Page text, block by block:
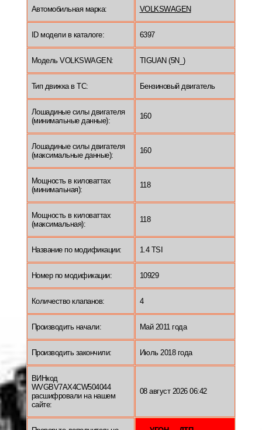
Автомобильная марка: VOLKSWAGEN
ID модели в каталоге: 6397
Модель VOLKSWAGEN: TIGUAN (5N_)
Тип движка в ТС: Бензиновый двигатель
Лошадиные силы двигателя
(минимальные данные):
160
Лошадиные силы двигателя
(максимальные данные):
160
Мощность в киловаттах
(минимальная):
118
Мощность в киловаттах
(максимальная):
118
Название по модификации: 1.4 TSI
Номер по модификации: 10929
Количество клапанов: 4
Производить начали: Май 2011 года
Производить закончили: Июль 2018 года
ВИНкод
WVGBV7AX4CW504044
расшифровали на нашем
сайте:
08 август 2026 06:42